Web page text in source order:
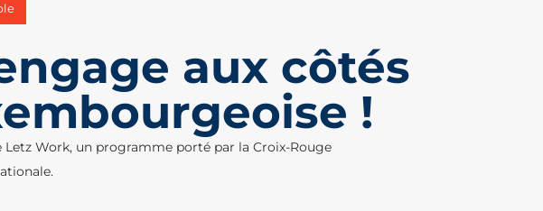
aux côtés
!
Work, un programme porté par la Croix-Rouge